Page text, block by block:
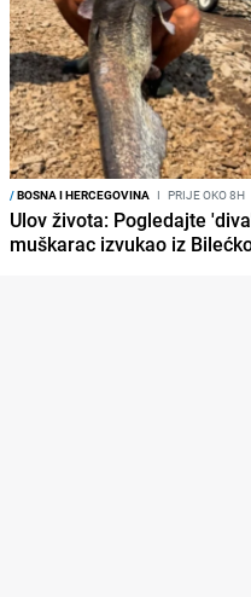
/BOSNA I HERCEGOVINA I PRIJE OKO 8H
Ulov života: Pogledajte
muškarac izvukao iz